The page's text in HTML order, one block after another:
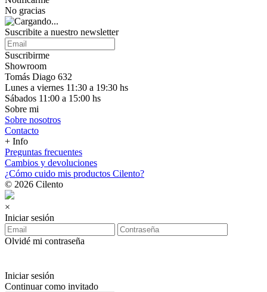
No gracias
Suscribite a nuestro newsletter
Suscribirme
Showroom
Tomás Diago 632
Lunes a viernes 11:30 a 19:30 hs
Sábados 11:00 a 15:00 hs
Sobre mi
Sobre nosotros
Contacto
+ Info
Preguntas frecuentes
Cambios y devoluciones
¿Cómo cuido mis productos Cilento?
© 2026 Cilento
×
Iniciar sesión
Olvidé mi contraseña
Iniciar sesión
Continuar como invitado